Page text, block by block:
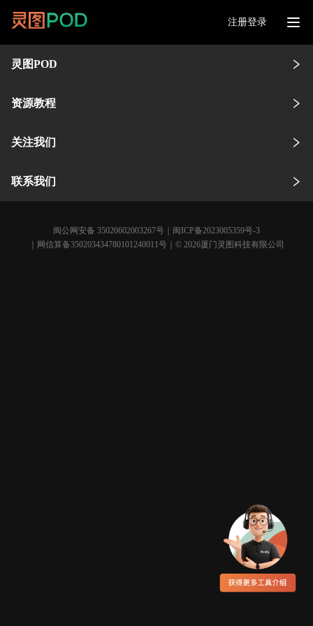
注册登录
灵图POD
资源教程
关注我们
联系我们
闽公网安备 35020602003267号
闽ICP备2023005359号-3
｜网信算备350203434780101240011号｜© 2026厦门灵图科技有限公司